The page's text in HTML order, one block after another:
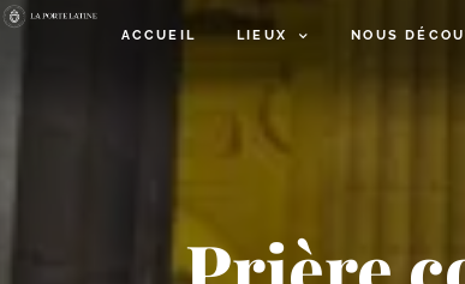
ACCUEIL LIEUX NOUS